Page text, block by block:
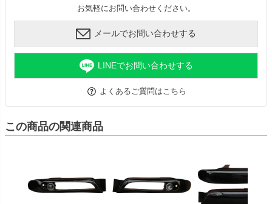
お気軽にお問い合わせください。
メールでお問い合わせする
LINEでお問い合わせする
よくあるご質問はこちら
この商品の関連商品